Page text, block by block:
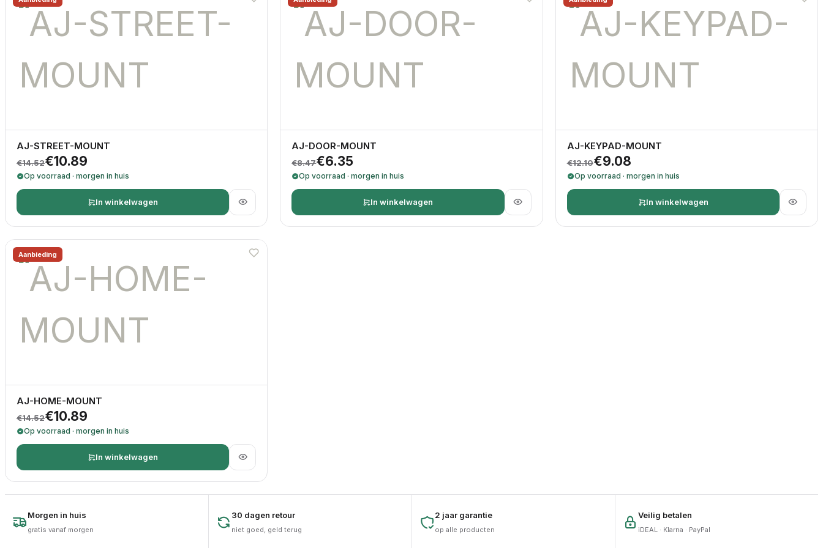
AJ-STREET-MOUNT
€14.52
Oorspronkelijke prijs was: €14.52.
€10.89
Huidige prijs is: €10.89.
Op voorraad · morgen in huis
In winkelwagen
AJ-DOOR-MOUNT
€8.47
Oorspronkelijke prijs was: €8.47.
€6.35
Huidige prijs is: €6.35.
Op voorraad · morgen in huis
In winkelwagen
AJ-KEYPAD-MOUNT
€12.10
Oorspronkelijke prijs was: €12.10.
€9.08
Huidige prijs is: €9.08.
Op voorraad · morgen in huis
In winkelwagen
Aanbieding
AJ-HOME-MOUNT
€14.52
Oorspronkelijke prijs was: €14.52.
€10.89
Huidige prijs is: €10.89.
Op voorraad · morgen in huis
In winkelwagen
Morgen in huis
gratis vanaf morgen
30 dagen retour
niet goed, geld terug
2 jaar garantie
op alle producten
Veilig betalen
iDEAL · Klarna · PayPal